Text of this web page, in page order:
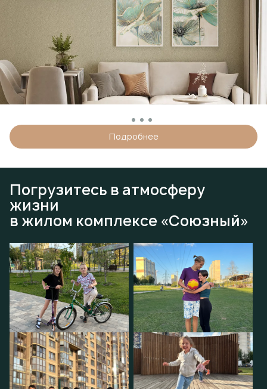
Подробнее
Погрузитесь в атмосферу
жизни
в жилом комплексе «Союзный»